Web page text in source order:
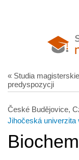
« Studia
predyspozycji
České Budějovice,
Jihočeská